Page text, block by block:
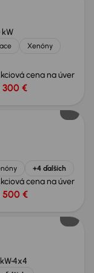
kW
Xenóny
cena na úver
300 €
+4 ďalších
cena na úver
500 €
4x4